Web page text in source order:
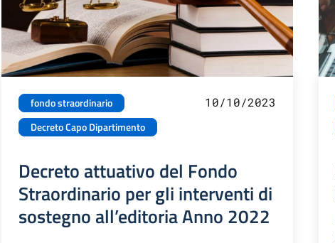
fondo straordinario
Decreto Capo Dipartimento
10/10/2023
Decreto attuativo del Fondo
Straordinario per gli interventi di
sostegno all’editoria Anno 2022